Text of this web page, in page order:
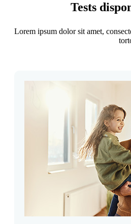
Tests
Lorem ipsum dolor sit amet,